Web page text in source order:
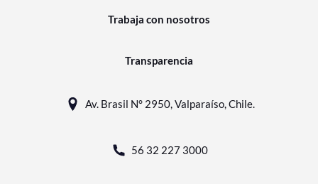
Trabaja con nosotros
Transparencia
Av. Brasil N° 2950, Valparaíso, Chile.
56 32 227 3000